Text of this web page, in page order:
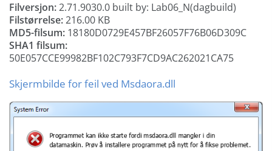
Filversjon:2.71.9030.0 built by: Lab06_N(dagbuild)
Filstørrelse:216.00 KB
MD5-filsum: 18180D0729E457BF26057F76B06D309C
SHA1 filsum:
50E057CCE99982BF102C793F7CD9AC262021CA75
Skjermbilde for feil ved Msdaora.dll